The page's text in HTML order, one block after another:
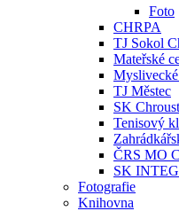
Foto
CHRPA
TJ Sokol
Mateřské
TJ Městec
SK
Tenisový
ČRS MO
SK
Fotografie
Knihovna